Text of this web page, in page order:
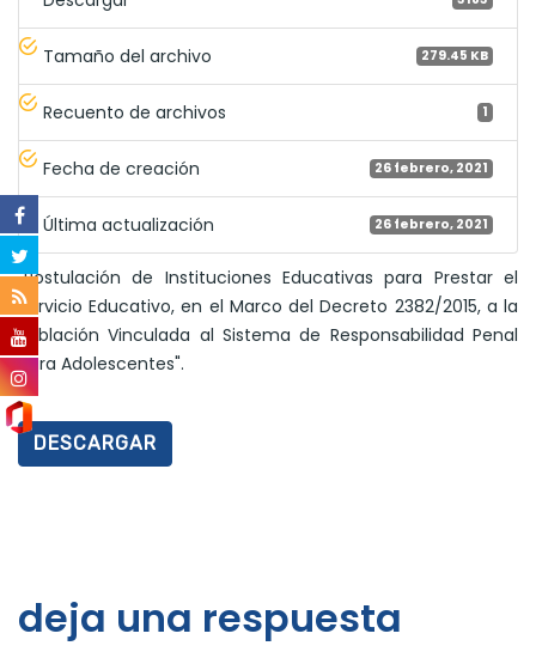
Tamaño del archivo 279.45 KB
Recuento de archivos 1
Fecha de creación 26 febrero, 2021
Última actualización 26 febrero, 2021
"Postulación de Instituciones Educativas para Prestar el
Servicio Educativo, en el Marco del Decreto 2382/2015, a la
Población Vinculada al Sistema de Responsabilidad Penal
para Adolescentes".
DESCARGAR
deja una respuesta